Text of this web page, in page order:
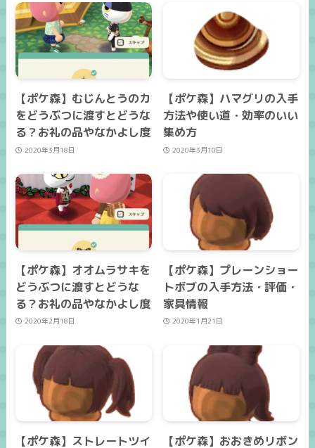
【ポケ森】むじんとうのカ
をどうぶつに渡すとどうな
る？お礼の品やなかよし度
2020年3月18日
【ポケ森】ハマグリの入手
方法や使い道・効率のいい
集め方
2020年3月10日
【ポケ森】オオムラサキを
どうぶつに渡すとどうな
る？お礼の品やなかよし度
2020年2月18日
【ポケ森】プレーンショー
トボブの入手方法・評価・
家具情報
2020年1月21日
【ポケ森】ストレートツイ
【ポケ森】おおきめリボン